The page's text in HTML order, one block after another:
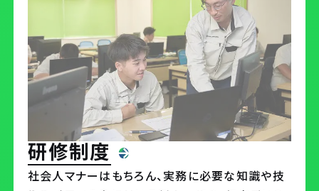
募集について
募集についてTOP
新卒採用
キャリア採用
よくある質問
研修制度
社会人マナーはもちろん、実務に必要な知識や技